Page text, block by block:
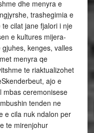
dhe menyra e
trashegimia e
cilat jane fjalori i nje
e kultures mijera-
kenges, valles
menyra qe
te riaktualizohet
ajo e
mbas ceremonisese
tenden ne
e cila nuk ndalon per
te mirenjohur